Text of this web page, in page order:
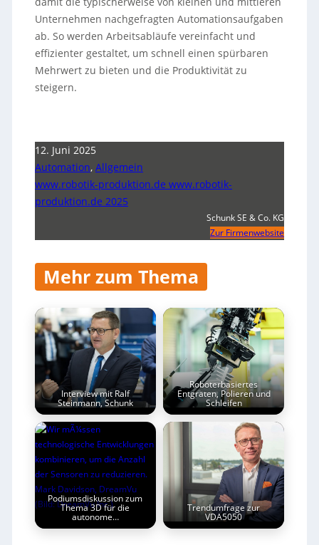
Unternehmen nachgefragten Automationsaufgaben
ab. So werden Arbeitsabläufe vereinfacht und
effizienter gestaltet, um schnell einen spürbaren
Mehrwert zu bieten und die Produktivität zu
steigern.
12. Juni 2025
Automation, Allgemein
www.robotik-produktion.de www.robotik-
produktion.de 2025
Schunk SE & Co. KG
Zur Firmenwebsite
Mehr zum Thema
Interview mit Ralf
Steinmann, Schunk
Roboterbasiertes
Entgraten, Polieren und
Schleifen
Podiumsdiskussion zum
Thema 3D für die
autonome…
Trendumfrage zur
VDA5050